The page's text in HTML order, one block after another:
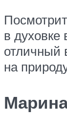
в духовке
отличный
на